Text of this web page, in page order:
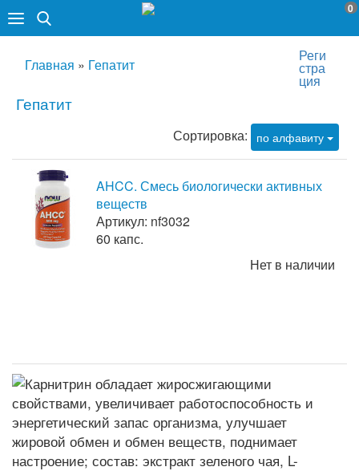
0
Реги
стра
ция
Главная » Гепатит
Гепатит
Сортировка: по алфавиту
AHCC. Смесь биологически активных
веществ
Артикул: nf3032
60 капс.
Нет в наличии